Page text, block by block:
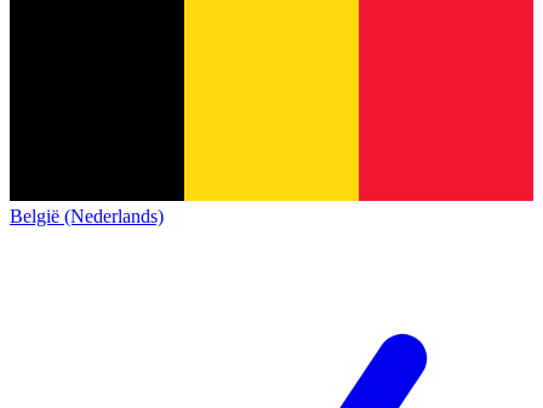
België (Nederlands)